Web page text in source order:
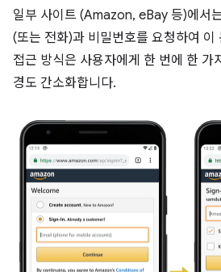
일부 사이트 (Amazon, eBay 등)에서
(또는 전화)과 비밀번호를 요청하여 이
접근 방식은 사용자에게 한 번에 한 가
경도 간소화합니다.